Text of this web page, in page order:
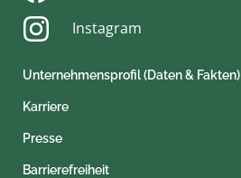
Instagram
Unternehmensprofil (Daten & Fakten)
Karriere
Presse
Barrierefreiheit